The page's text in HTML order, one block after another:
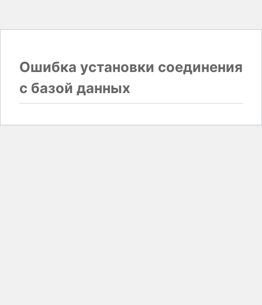
Ошибка установки соединения
с базой данных